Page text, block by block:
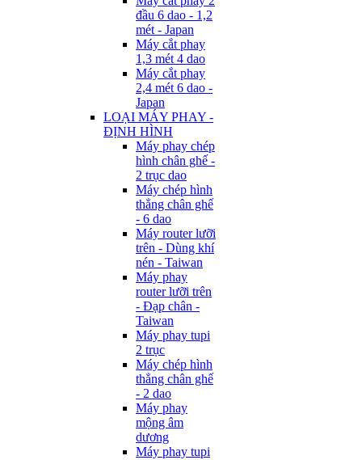
đầu 6 dao - 1,2
mét - Japan
Máy cắt phay
1,3 mét 4 dao
Máy cắt phay
2,4 mét 6 dao -
Japan
LOẠI MÁY PHAY -
ĐỊNH HÌNH
Máy phay chép
hình chân ghế -
2 trục dao
Máy chép hình
thẳng chân ghế
- 6 dao
Máy router lưỡi
trên - Dùng khí
nén - Taiwan
Máy phay
router lưỡi trên
- Đạp chân -
Taiwan
Máy phay tupi
2 trục
Máy chép hình
thẳng chân ghế
- 2 dao
Máy phay
mộng âm
dương
Máy phay tupi